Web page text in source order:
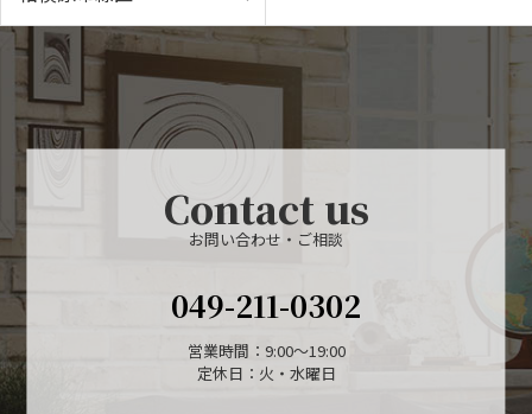
Contact us
お問い合わせ・ご相談
049-211-0302
営業時間：9:00〜19:00
定休日：火・水曜日